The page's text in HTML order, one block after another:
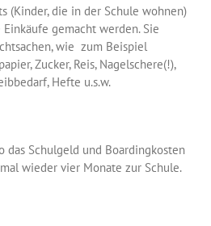
(Kinder, die in der Schule wohnen)
gemacht werden. Sie
wie zum Beispiel
Zucker, Reis, Nagelschere(!),
Hefte u.s.w.
das Schulgeld und Boardingkosten
wieder vier Monate zur Schule.